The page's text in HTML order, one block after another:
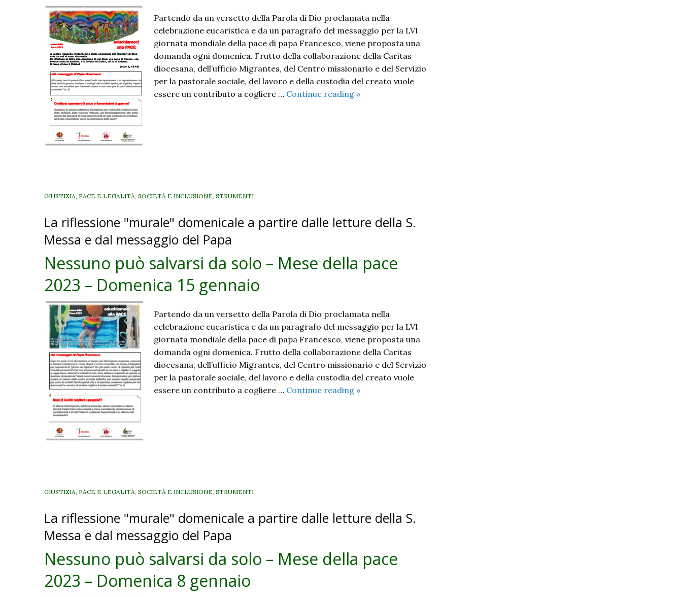
Partendo da un versetto della Parola di Dio proclamata nella
celebrazione eucaristica e da un paragrafo del messaggio per la LVI
giornata mondiale della pace di papa Francesco, viene proposta una
domanda ogni domenica. Frutto della collaborazione della Caritas
diocesana, dell’ufficio Migrantes, del Centro missionario e del Servizio
per la pastorale sociale, del lavoro e della custodia del creato vuole
essere un contributo a cogliere … Continue reading Nessuno
–
gennaio
»
GIUSTIZIA, PACE E LEGALITÀ SOCIETÀ E INCLUSIONE STRUMENTI
La riflessione "murale" domenicale a partire dalle letture della S.
Messa e dal messaggio del Papa
Nessuno può salvarsi da solo – Mese della pace
2023 – Domenica 15 gennaio
Partendo da un versetto della Parola di Dio proclamata nella
celebrazione eucaristica e da un paragrafo del messaggio per la LVI
giornata mondiale della pace di papa Francesco, viene proposta una
domanda ogni domenica. Frutto della collaborazione della Caritas
diocesana, dell’ufficio Migrantes, del Centro missionario e del Servizio
per la pastorale sociale, del lavoro e della custodia del creato vuole
essere un contributo a cogliere … Continue reading Nessuno
–
gennaio
»
GIUSTIZIA, PACE E LEGALITÀ, SOCIETÀ E INCLUSIONE, STRUMENTI
La riflessione "murale" domenicale a partire dalle letture della S.
Messa e dal messaggio del Papa
Nessuno può salvarsi da solo – Mese della pace
2023 – Domenica 8 gennaio